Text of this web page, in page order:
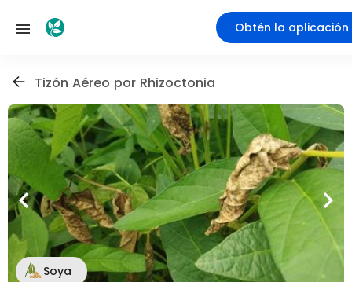
Obtén la aplicación
Tizón Aéreo por Rhizoctonia
Soya